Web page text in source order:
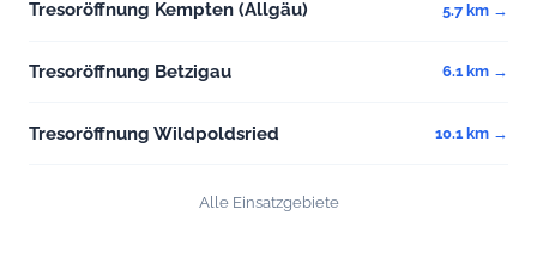
Tresoröffnung Kempten (Allgäu) 5.7 km →
Tresoröffnung Betzigau 6.1 km →
Tresoröffnung Wildpoldsried 10.1 km →
Alle Einsatzgebiete